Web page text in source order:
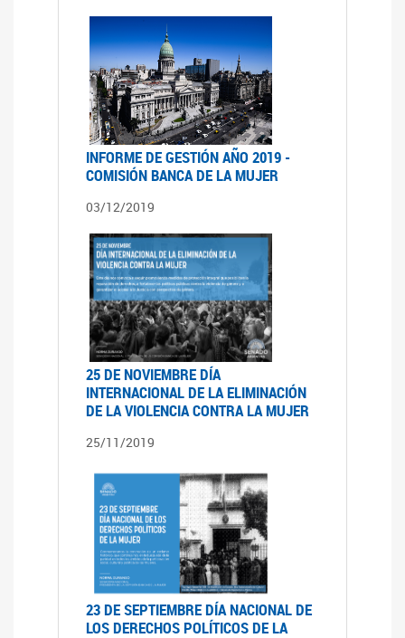
INFORME DE GESTIÓN AÑO 2019 -
COMISIÓN BANCA DE LA MUJER
03/12/2019
25 DE NOVIEMBRE DÍA
INTERNACIONAL DE LA ELIMINACIÓN
DE LA VIOLENCIA CONTRA LA MUJER
25/11/2019
23 DE SEPTIEMBRE DÍA NACIONAL DE
LOS DERECHOS POLÍTICOS DE LA